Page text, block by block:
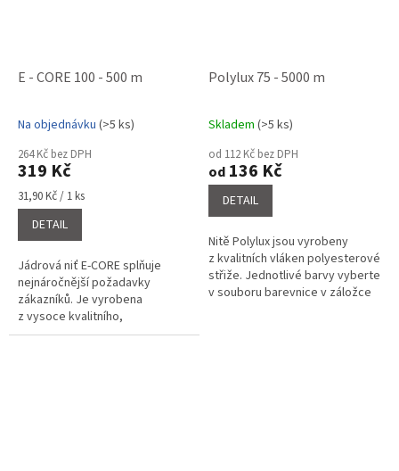
E - CORE 100 - 500 m
Průměrné
hodnocení
produktu
je
4,7
z
hvězdiček.
Na objednávku (>5 ks)
264 Kč bez DPH
319 Kč
Měrná
cena:
31,90 Kč / 1 ks
DETAIL
Jádrová niť E-CORE splňuje
nejnáročnější požadavky
zákazníků. Je vyrobena
z vysoce kvalitního,
stabilizovaného
Polylux 75 - 5000 m
Průměrné
hodnocení
produktu
je
5,0
hvězdiček.
Skladem (>5 ks)
od 112 Kč bez DPH
od 136 Kč
DETAIL
Nitě Polylux jsou vyrobeny
z kvalitních vláken polyesterové
střiže. Jednotlivé barvy vyberte
v souboru barevnice v záložce